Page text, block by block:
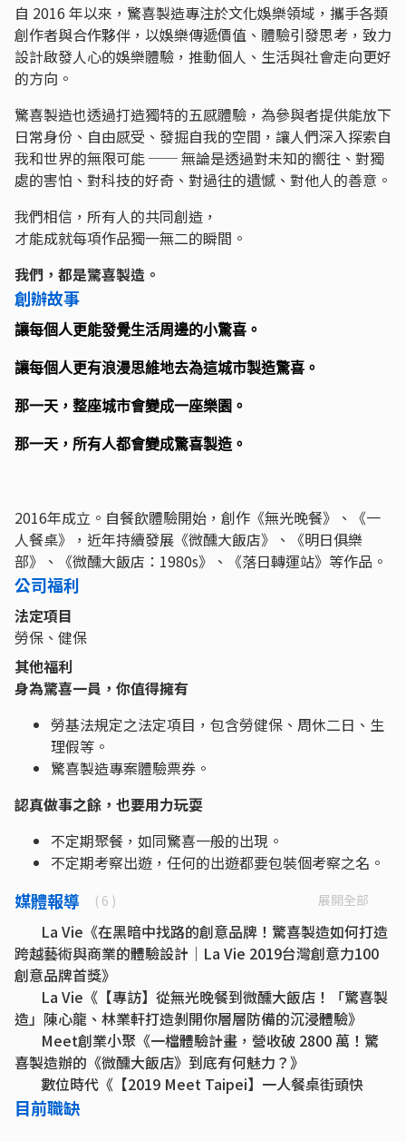
自 2016 年以來，驚喜製造專注於文化娛樂領域，攜手各類
創作者與合作夥伴，以娛樂傳遞價值、體驗引發思考，致力
設計啟發人心的娛樂體驗，推動個人、生活與社會走向更好
的方向。
驚喜製造也透過打造獨特的五感體驗，為參與者提供能放下
日常身份、自由感受、發掘自我的空間，讓人們深入探索自
我和世界的無限可能 ── 無論是透過對未知的嚮往、對獨
處的害怕、對科技的好奇、對過往的遺憾、對他人的善意。
我們相信，所有人的共同創造，
才能成就每項作品獨一無二的瞬間。
我們，都是驚喜製造。
創辦故事
讓每個⼈更能發覺生活周邊的⼩驚喜。
讓每個⼈更有浪漫思維地去為這城市製造驚喜。
那⼀天，整座城市會變成⼀座樂園。
那一天，所有人都會變成驚喜製造。
2016年成立。自餐飲體驗開始，創作《無光晚餐》、《一
人餐桌》，近年持續發展《微醺大飯店》、《明日俱樂
部》、《微醺大飯店：1980s》、《落日轉運站》等作品。
公司福利
法定項目
勞保、健保
其他福利
身為驚喜一員，你值得擁有
勞基法規定之法定項目，包含勞健保、周休二日、生
理假等。
驚喜製造專案體驗票券。
認真做事之餘，也要用力玩耍
不定期聚餐，如同驚喜一般的出現。
不定期考察出遊，任何的出遊都要包裝個考察之名。
媒體報導 ( 6 ) 展開全部
La Vie《在黑暗中找路的創意品牌！驚喜製造如何打造
跨越藝術與商業的體驗設計│La Vie 2019台灣創意力100
創意品牌首獎》
La Vie《【專訪】從無光晚餐到微醺大飯店！「驚喜製
造」陳心龍、林業軒打造剝開你層層防備的沉浸體驗》
Meet創業小聚《一檔體驗計畫，營收破 2800 萬！驚
喜製造辦的《微醺大飯店》到底有何魅力？》
數位時代《【2019 Meet Taipei】一人餐桌街頭快
閃、逼哭人的微醺告白，「驚喜製造」如何用體驗玩出千萬
目前職缺